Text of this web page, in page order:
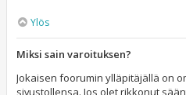
Ylös
Miksi sain varoituksen?
Jokaisen foorumin ylläpitäjällä on
sivustollensa. Jos olet rikkonut